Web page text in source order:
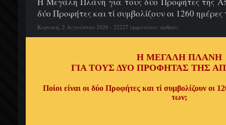
δύο Προφήτες και τί συμβολίζουν οι 1260
Κυριακή, 2 Αυγούστου 2026 - 22227 εμφανίσεις άρθρου
Η ΜΕΓΑΛΗ ΠΛΑΝΗ
ΓΙΑ ΤΟΥΣ ΔΥΟ ΠΡΟΦΗΤΑΣ ΤΗΣ
Ποίοι είναι οι δύο Προφήτες και τί συμβολίζουν οι
των;